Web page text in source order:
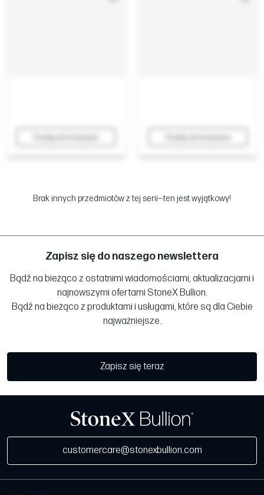
Brak innych przedmiotów z tej serii—ten jest wyjątkowy!
Zapisz się do naszego newslettera
Bądź na bieżąco z ostatnimi wiadomościami, aktualizacjami i
najnowszymi ofertami StoneX Bullion.
Bądź na bieżąco z produktami i usługami, które są dla Ciebie
najważniejsze.
Zapisz się teraz
customercare@stonexbullion.com